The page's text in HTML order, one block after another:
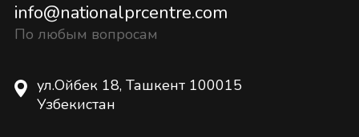
info@nationalprcentre.com
По любым вопросам
ул.Ойбек 18, Ташкент 100015
Узбекистан